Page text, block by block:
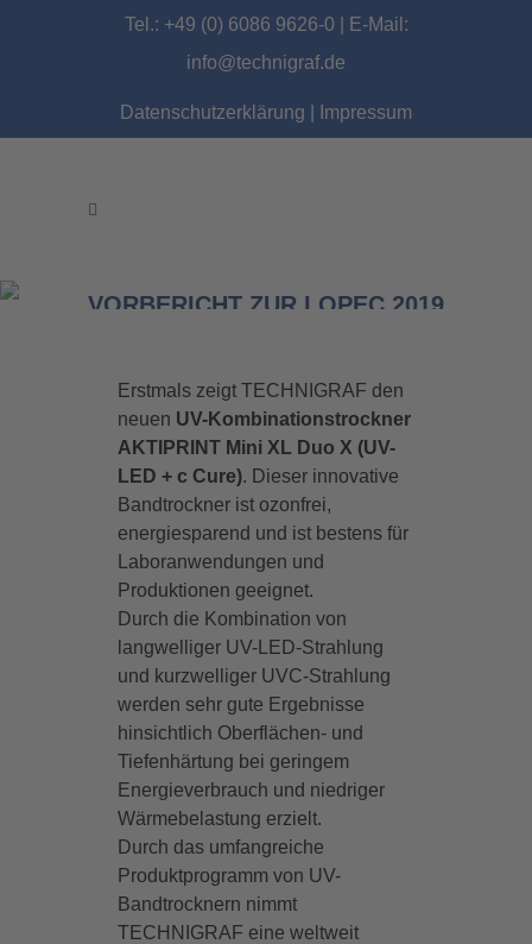
Tel.: +49 (0) 6086 9626-0 | E-Mail:
info@technigraf.de
Datenschutzerklärung Impressum
VORBERICHT ZUR LOPEC 2019
Erstmals zeigt TECHNIGRAF den
neuen UV-Kombinationstrockner
AKTIPRINT Mini XL Duo X (UV-
LED + c Cure). Dieser innovative
Bandtrockner ist ozonfrei,
energiesparend und ist bestens für
Laboranwendungen und
Produktionen geeignet.
Durch die Kombination von
langwelliger UV-LED-Strahlung
und kurzwelliger UVC-Strahlung
werden sehr gute Ergebnisse
hinsichtlich Oberflächen- und
Tiefenhärtung bei geringem
Energieverbrauch und niedriger
Wärmebelastung erzielt.
Durch das umfangreiche
Produktprogramm von UV-
Bandtrocknern nimmt
TECHNIGRAF eine weltweit